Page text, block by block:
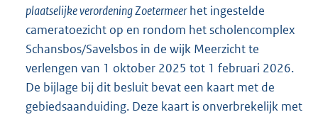
plaatselijke verordening Zoetermeerhet ingestelde
cameratoezicht op en rondom het scholencomplex
Schansbos/Savelsbos in de wijk Meerzicht te
verlengen van 1 oktober 2025 tot 1 februari 2026.
De bijlage bij dit besluit bevat een kaart met de
gebiedsaanduiding. Deze kaart is onverbrekelijk met